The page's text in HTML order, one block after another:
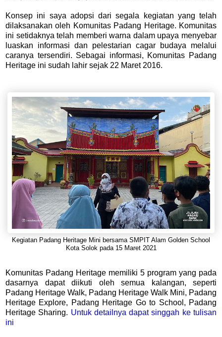
Konsep ini saya adopsi dari segala kegiatan yang telah
dilaksanakan oleh Komunitas Padang Heritage. Komunitas
ini setidaknya telah memberi warna dalam upaya menyebar
luaskan informasi dan pelestarian cagar budaya melalui
caranya tersendiri. Sebagai informasi, Komunitas Padang
Heritage ini sudah lahir sejak 22 Maret 2016.
Kegiatan Padang Heritage Mini bersama SMPIT Alam Golden School
Kota Solok pada 15 Maret 2021
Komunitas Padang Heritage memiliki 5 program yang pada
dasarnya dapat diikuti oleh semua kalangan, seperti
Padang Heritage Walk, Padang Heritage Walk Mini, Padang
Heritage Explore, Padang Heritage Go to School, Padang
Heritage Sharing. Untuk detailnya dapat singgah ke tulisan
ini